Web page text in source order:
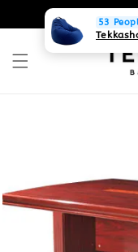
0931268840
53